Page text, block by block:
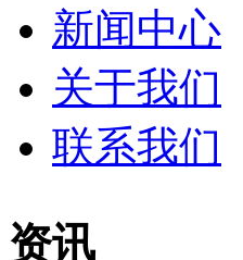
新闻中心
关于我们
联系我们
资讯